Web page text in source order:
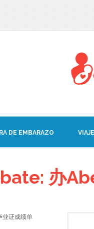
DE EMBARAZO
办
业证成绩单